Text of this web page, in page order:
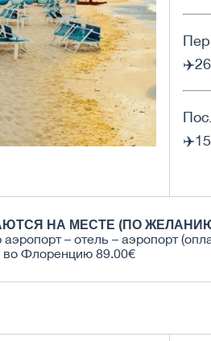
НА МЕСТЕ (ПО
– отель – аэропорт
во Флоренцию 89.00€